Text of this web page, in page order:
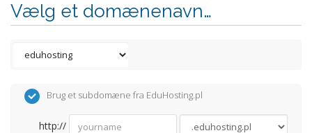
Vælg et domænenavn…
Brug et subdomæne fra EduHosting.pl
http://